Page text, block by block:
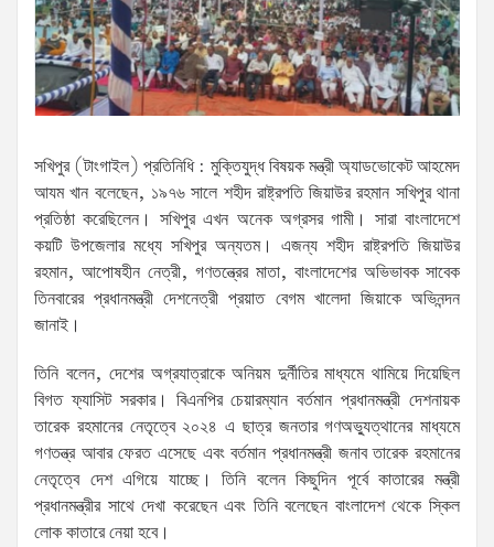
সখিপুর (টাংগাইল) প্রতিনিধি : মুক্তিযুদ্ধ বিষয়ক মন্ত্রী অ্যাডভোকেট আহমেদ
আযম খান বলেছেন, ১৯৭৬ সালে শহীদ রাষ্ট্রপতি জিয়াউর রহমান সখিপুর থানা
প্রতিষ্ঠা করেছিলেন। সখিপুর এখন অনেক অগ্রসর গামী। সারা বাংলাদেশে
কয়টি উপজেলার মধ্যে সখিপুর অন্যতম। এজন্য শহীদ রাষ্ট্রপতি জিয়াউর
রহমান, আপোষহীন নেত্রী, গণতন্ত্রের মাতা, বাংলাদেশের অভিভাবক সাবেক
তিনবারের প্রধানমন্ত্রী দেশনেত্রী প্রয়াত বেগম খালেদা জিয়াকে অভিনন্দন
জানাই।
তিনি বলেন, দেশের অগ্রযাত্রাকে অনিয়ম দুর্নীতির মাধ্যমে থামিয়ে দিয়েছিল
বিগত ফ্যাসিট সরকার। বিএনপির চেয়ারম্যান বর্তমান প্রধানমন্ত্রী দেশনায়ক
তারেক রহমানের নেতৃত্বে ২০২৪ এ ছাত্র জনতার গণঅভ্যুত্থানের মাধ্যমে
গণতন্ত্র আবার ফেরত এসেছে এবং বর্তমান প্রধানমন্ত্রী জনাব তারেক রহমানের
নেতৃত্বে দেশ এগিয়ে যাচ্ছে। তিনি বলেন কিছুদিন পূর্বে কাতারের মন্ত্রী
প্রধানমন্ত্রীর সাথে দেখা করেছেন এবং তিনি বলেছেন বাংলাদেশ থেকে স্কিল
লোক কাতারে নেয়া হবে।